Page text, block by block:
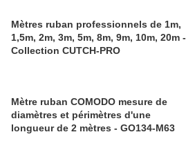
Mètres ruban professionnels de 1m,
1,5m, 2m, 3m, 5m, 8m, 9m, 10m, 20m -
Collection CUTCH-PRO
Mètre ruban COMODO mesure de
diamètres et périmètres d'une
longueur de 2 mètres - GO134-M63